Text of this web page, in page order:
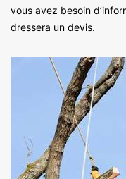
vous avez besoin
dressera un devis.